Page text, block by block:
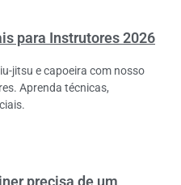
para Instrutores 2026
jitsu e capoeira com nosso
Aprenda técnicas,
precisa de um